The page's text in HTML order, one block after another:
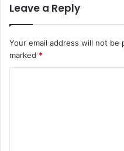
Leave a Reply
Your email address will not be
marked *